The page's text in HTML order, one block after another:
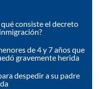
consiste el decreto
de 4 y 7 años que
gravemente herida
despedir a su padre